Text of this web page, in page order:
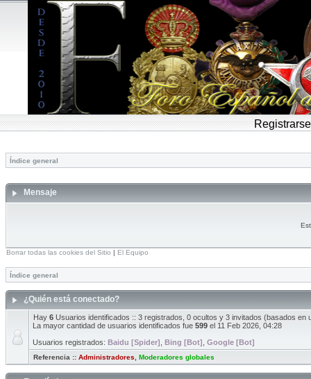
Registrarse
Índice general
Mensaje
Borrar todas las cookies del Sitio | El Equipo
Índice general
¿Quién está conectado?
Hay 6 Usuarios identificados :: 3 registrados, 0 ocultos y 3 invitados (basados en
La mayor cantidad de usuarios identificados fue 599 el 11 Feb 2026, 04:28
Usuarios registrados: Baidu [Spider] Bing [Bot] Google [Bot]
Referencia :: Administradores Moderadores globales